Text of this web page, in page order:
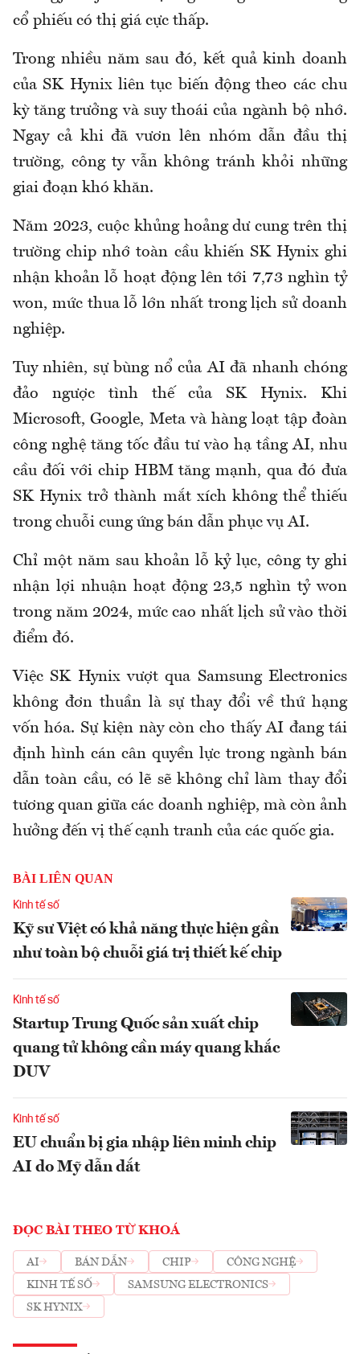
cổ phiếu có thị giá cực thấp.
Trong nhiều năm sau đó, kết quả kinh doanh
của SK Hynix liên tục biến động theo các chu
kỳ tăng trưởng và suy thoái của ngành bộ nhớ.
Ngay cả khi đã vươn lên nhóm dẫn đầu thị
trường, công ty vẫn không tránh khỏi những
giai đoạn khó khăn.
Năm 2023, cuộc khủng hoảng dư cung trên thị
trường chip nhớ toàn cầu khiến SK Hynix ghi
nhận khoản lỗ hoạt động lên tới 7,73 nghìn tỷ
won, mức thua lỗ lớn nhất trong lịch sử doanh
nghiệp.
Tuy nhiên, sự bùng nổ của AI đã nhanh chóng
đảo ngược tình thế của SK Hynix. Khi
Microsoft, Google, Meta và hàng loạt tập đoàn
công nghệ tăng tốc đầu tư vào hạ tầng AI, nhu
cầu đối với chip HBM tăng mạnh, qua đó đưa
SK Hynix trở thành mắt xích không thể thiếu
trong chuỗi cung ứng bán dẫn phục vụ AI.
Chỉ một năm sau khoản lỗ kỷ lục, công ty ghi
nhận lợi nhuận hoạt động 23,5 nghìn tỷ won
trong năm 2024, mức cao nhất lịch sử vào thời
điểm đó.
Việc SK Hynix vượt qua Samsung Electronics
không đơn thuần là sự thay đổi về thứ hạng
vốn hóa. Sự kiện này còn cho thấy AI đang tái
định hình cán cân quyền lực trong ngành bán
dẫn toàn cầu, có lẽ sẽ không chỉ làm thay đổi
tương quan giữa các doanh nghiệp, mà còn ảnh
hưởng đến vị thế cạnh tranh của các quốc gia.
BÀI LIÊN QUAN
Kinh tế số
Kỹ sư Việt có khả năng thực hiện gần
như toàn bộ chuỗi giá trị thiết kế chip
Kinh tế số
Startup Trung Quốc sản xuất chip
quang tử không cần máy quang khắc
DUV
Kinh tế số
EU chuẩn bị gia nhập liên minh chip
AI do Mỹ dẫn dắt
ĐỌC BÀI THEO TỪ KHOÁ
AI BÁN DẪN CHIP
CÔNG NGHỆ
KINH TẾ SỐ
SAMSUNG ELECTRONICS
SK HYNIX